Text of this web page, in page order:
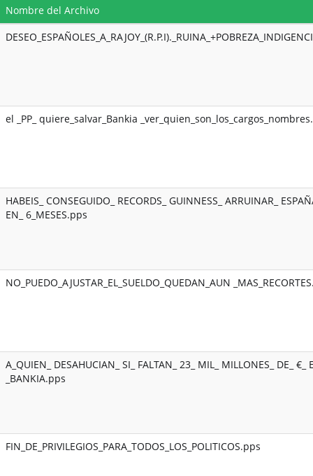
Nombre del Archivo
el _PP_ quiere_salvar_Bankia
HABEIS_ CONSEGUIDO_ RECORDS_ GUINNESS_ ARRUINAR_
EN_ 6_MESES.pps
NO_PUEDO_AJUSTAR_EL_SUELDO_QUEDAN_AUN
A_QUIEN_ DESAHUCIAN_ SI_ FALTAN_ 23_ MIL_ MILLONES_ DE_ €_
_BANKIA.pps
FIN_DE_PRIVILEGIOS_PARA_TODOS_LOS_POLITICOS.pps